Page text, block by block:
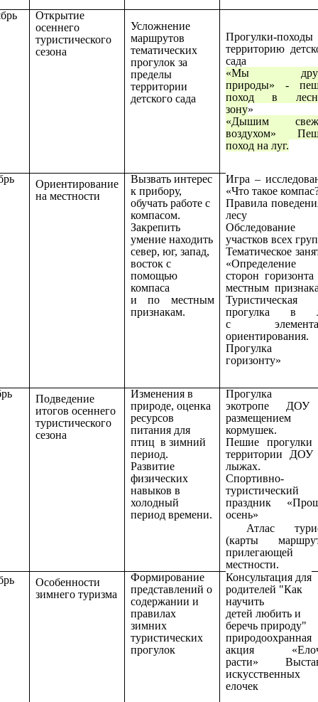
Открытие
осеннего
туристического
сезона
Усложнение
маршрутов
тематических
прогулок за
пределы
территории
детского сада
Прогулки-
территорию
сада
«Мы
природы» -
поход в
зону»
«Дышим
воздухом»
поход на луг.
Ориентирование
на местности
Вызвать интерес
к прибору,
обучать работе с
компасом.
Закрепить
умение находить
север, юг, запад,
восток с
помощью
компаса
и по местным
признакам.
Игра –
«Что такое
Правила
лесу
Обследование
участков всех
Тематическое
«Определение
сторон
местным
Туристическая
прогулка в
с
ориентирования.
Прогулка
горизонту»
Подведение
итогов осеннего
туристического
сезона
Изменения в
природе, оценка
ресурсов
питания для
птиц в зимний
период.
Развитие
физических
навыков в
холодный
период времени.
Прогулка
экотропе
размещением
кормушек.
Пешие прогулки
территории ДОУ
лыжах.
Спортивно-
туристический
праздник
осень»
Атлас
(карты
прилегающей
местности.
Особенности
зимнего туризма
Формирование
представлений о
содержании и
правилах
зимних
туристических
прогулок
Консультация для
родителей "Как
научить
детей любить и
беречь природу"
природоохранная
акция
расти»
искусственных
елочек